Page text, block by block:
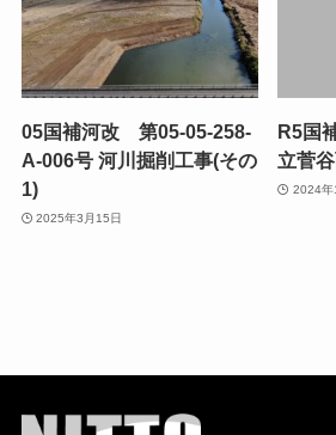
05国補河改 第05-05-258-
A-006号 河川掘削工事(その
1)
2025年3月15日
R5国
立菅
2024年